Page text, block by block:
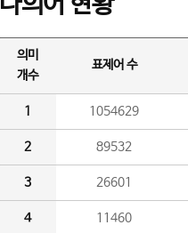
의미
개수
표제어 수
1 1054629
2 89532
3 26601
4 11460